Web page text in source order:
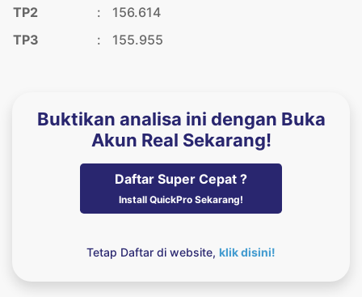
TP2
:
156.614
TP3
: 155.955
Buktikan analisa ini dengan Buka
Akun Real Sekarang!
Daftar Super Cepat ?
Install QuickPro Sekarang!
Tetap Daftar di website, klik disini!